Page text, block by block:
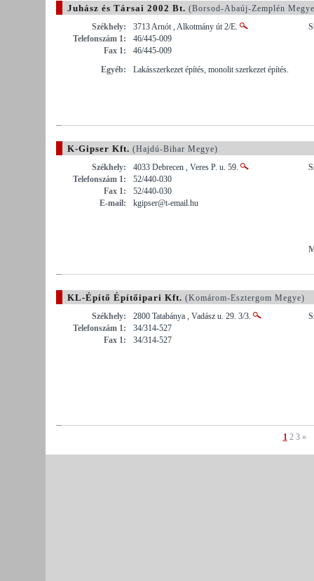
Juhász és Társai 2002 Bt. (Borsod-Abaúj-Zemplén
Székhely:
3713 Arnót , Alkotmány út 2/E.
Telefonszám 1:
46/445-009
Fax 1:
46/445-009
Egyéb:
Lakásszerkezet építés, monolit szerkezet építés.
K-Gipser Kft. (Hajdú-Bihar Megye)
Székhely:
4033 Debrecen , Veres P. u. 59.
Telefonszám 1:
52/440-030
Fax 1:
52/440-030
E-mail:
kgipser@t-email.hu
KL-Építő Építőipari Kft. (Komárom-Esztergom Megye)
Székhely:
2800 Tatabánya , Vadász u. 29. 3/3.
Telefonszám 1:
34/314-527
Fax 1:
34/314-527
1 2 3 »